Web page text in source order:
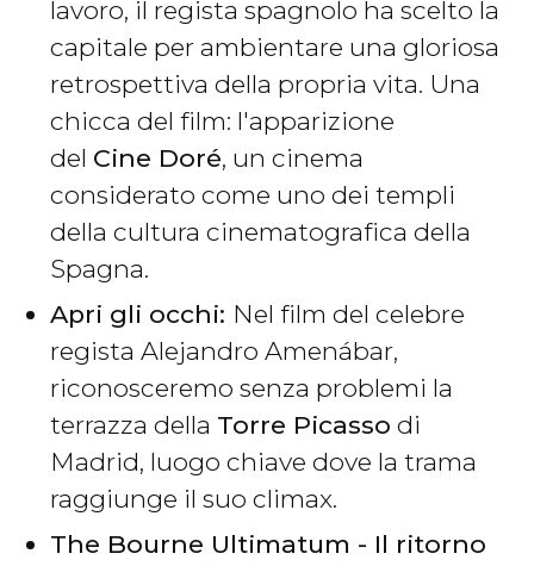
lavoro, il regista spagnolo ha scelto la
capitale per ambientare una gloriosa
retrospettiva della propria vita. Una
chicca del film: l'apparizione
del Cine Doré, un cinema
considerato come uno dei templi
della cultura cinematografica della
Spagna.
Apri gli occhi: Nel film del celebre
regista Alejandro Amenábar,
riconosceremo senza problemi la
terrazza della Torre Picasso di
Madrid, luogo chiave dove la trama
raggiunge il suo climax.
The Bourne Ultimatum - Il ritorno